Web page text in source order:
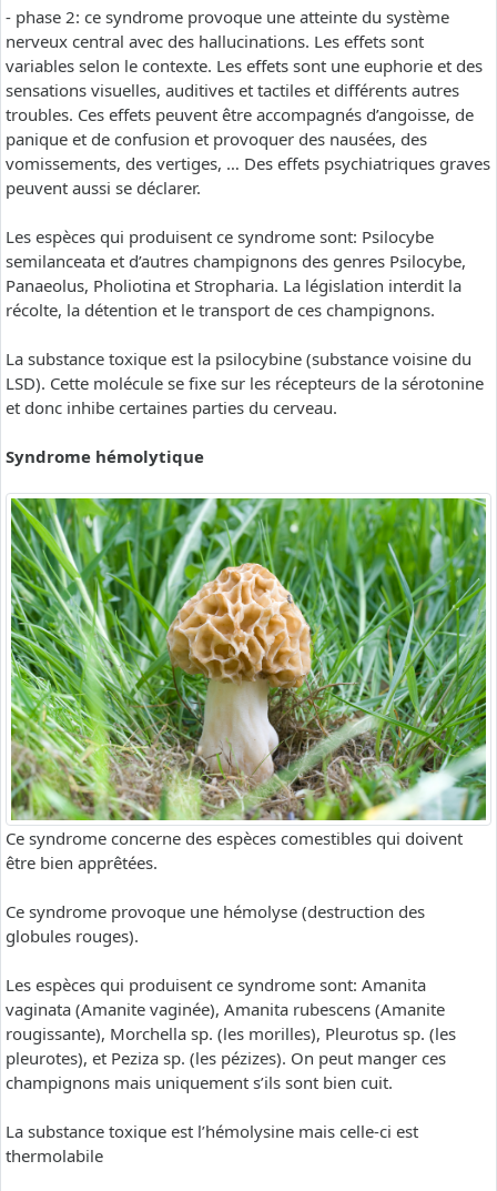
- phase 2: ce syndrome provoque une atteinte du système
nerveux central avec des hallucinations. Les effets sont
variables selon le contexte. Les effets sont une euphorie et des
sensations visuelles, auditives et tactiles et différents autres
troubles. Ces effets peuvent être accompagnés d’angoisse, de
panique et de confusion et provoquer des nausées, des
vomissements, des vertiges, … Des effets psychiatriques graves
peuvent aussi se déclarer.
Les espèces qui produisent ce syndrome sont: Psilocybe
semilanceata et d’autres champignons des genres Psilocybe,
Panaeolus, Pholiotina et Stropharia. La législation interdit la
récolte, la détention et le transport de ces champignons.
La substance toxique est la psilocybine (substance voisine du
LSD). Cette molécule se fixe sur les récepteurs de la sérotonine
et donc inhibe certaines parties du cerveau.
Syndrome hémolytique
Ce syndrome concerne des espèces comestibles qui doivent
être bien apprêtées.
Ce syndrome provoque une hémolyse (destruction des
globules rouges).
Les espèces qui produisent ce syndrome sont: Amanita
vaginata (Amanite vaginée), Amanita rubescens (Amanite
rougissante), Morchella sp. (les morilles), Pleurotus sp. (les
pleurotes), et Peziza sp. (les pézizes). On peut manger ces
champignons mais uniquement s’ils sont bien cuit.
La substance toxique est l’hémolysine mais celle-ci est
thermolabile